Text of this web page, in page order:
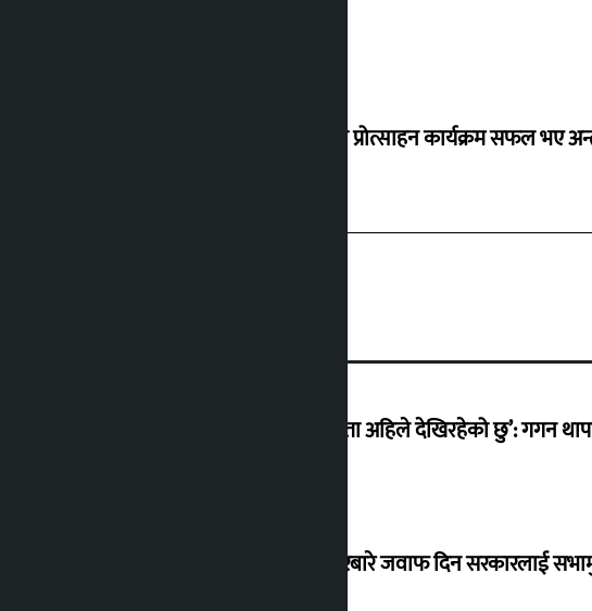
‘करदाता प्रोत्साहन कार्यक्रम सफल भए
‘देशमा कहिल्यै नभएको शासकीय अराजकता अहिले देखिरहेको छु’: गगन
सांसद यादवले उठाएको ढल्केबर ट्रमा सेन्टरबारे जवाफ दिन सरकारलाई